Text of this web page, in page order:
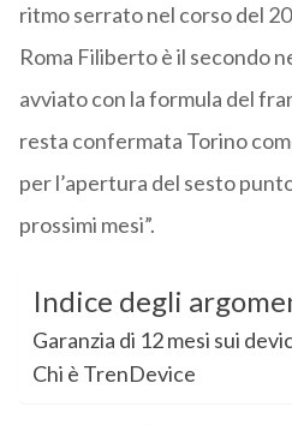
ritmo serrato nel corso del
Roma Filiberto è il secondo
avviato con la formula del
resta confermata Torino
per l’apertura del sesto
prossimi mesi”.
Indice degli
Garanzia di 12 mesi sui
Chi è TrenDevice